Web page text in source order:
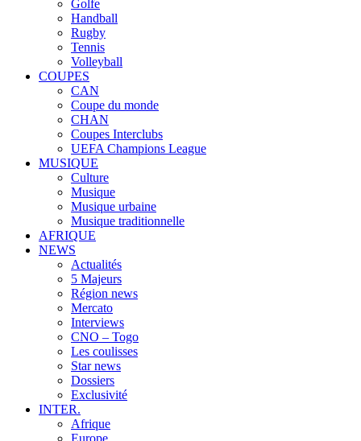
Golfe
Handball
Rugby
Tennis
Volleyball
COUPES
CAN
Coupe du monde
CHAN
Coupes Interclubs
UEFA Champions League
MUSIQUE
Culture
Musique
Musique urbaine
Musique traditionnelle
AFRIQUE
NEWS
Actualités
5 Majeurs
Région news
Mercato
Interviews
CNO – Togo
Les coulisses
Star news
Dossiers
Exclusivité
INTER.
Afrique
Europe